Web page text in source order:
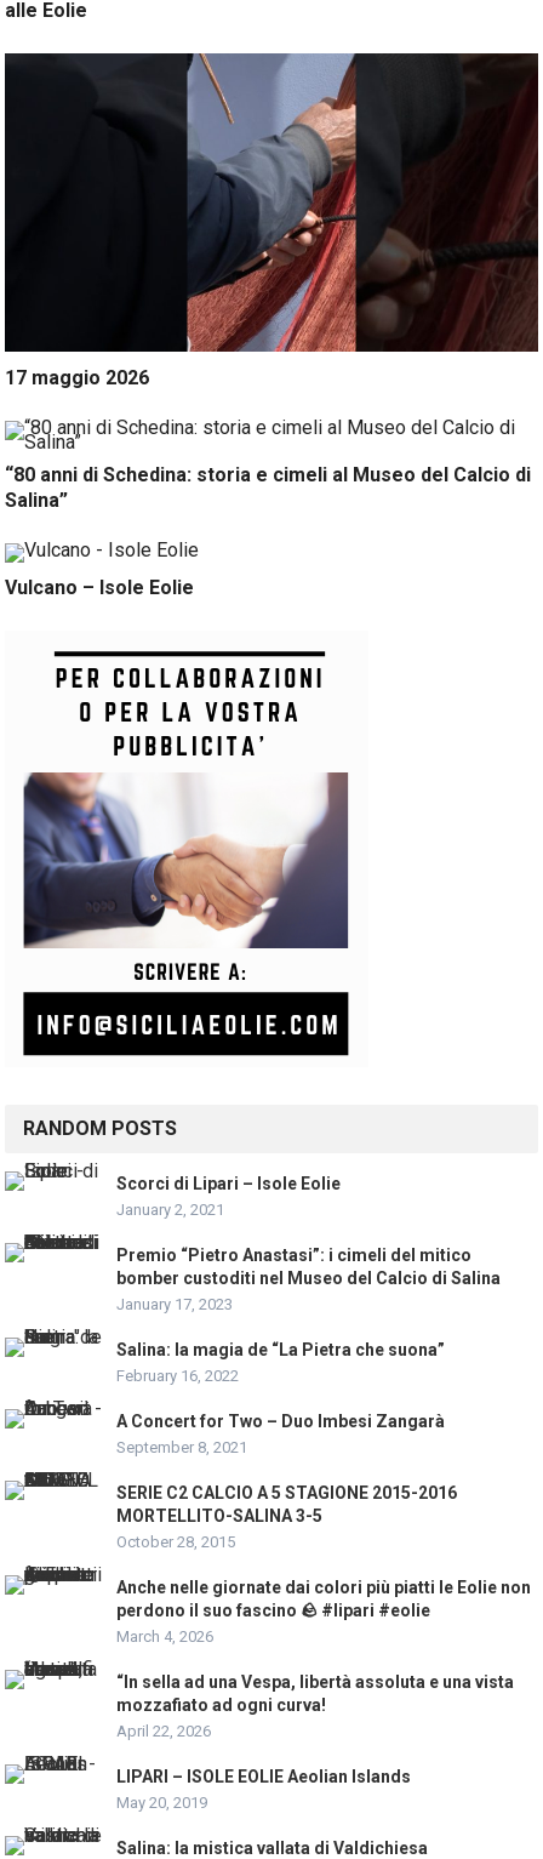
alle Eolie
17 maggio 2026
“80 anni di Schedina: storia e cimeli al Museo del Calcio di
Salina”
Vulcano – Isole Eolie
RANDOM POSTS
Scorci di Lipari – Isole Eolie
January 2, 2021
Premio “Pietro Anastasi”: i cimeli del mitico
bomber custoditi nel Museo del Calcio di Salina
January 17, 2023
Salina: la magia de “La Pietra che suona”
February 16, 2022
A Concert for Two – Duo Imbesi Zangarà
September 8, 2021
SERIE C2 CALCIO A 5 STAGIONE 2015-2016
MORTELLITO-SALINA 3-5
October 28, 2015
Anche nelle giornate dai colori più piatti le Eolie non
perdono il suo fascino 🪨 #lipari #eolie
March 4, 2026
“In sella ad una Vespa, libertà assoluta e una vista
mozzafiato ad ogni curva!
April 22, 2026
LIPARI – ISOLE EOLIE Aeolian Islands
May 20, 2019
Salina: la mistica vallata di Valdichiesa